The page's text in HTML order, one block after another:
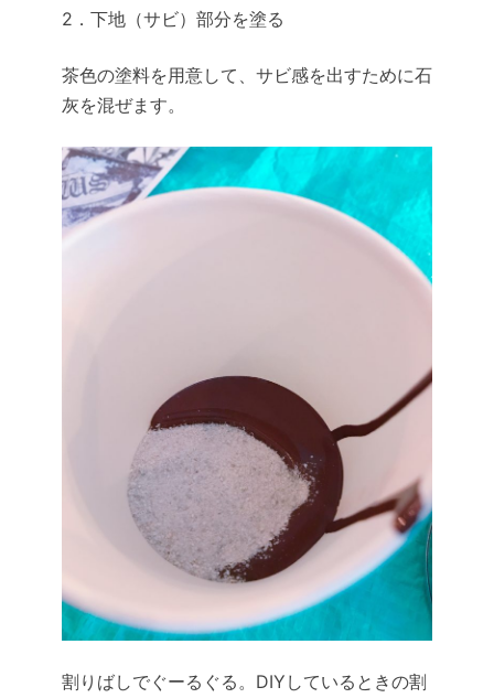
2．下地（サビ）部分を塗る
茶色の塗料を用意して、サビ感を出すために石
灰を混ぜます。
割りばしでぐーるぐる。DIYしているときの割